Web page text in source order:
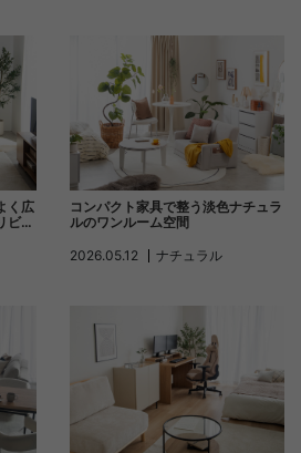
く広
ビン
コンパクト家具で整う淡色ナチュラ
ルのワンルーム空間
2026.05.12
ナチュラル